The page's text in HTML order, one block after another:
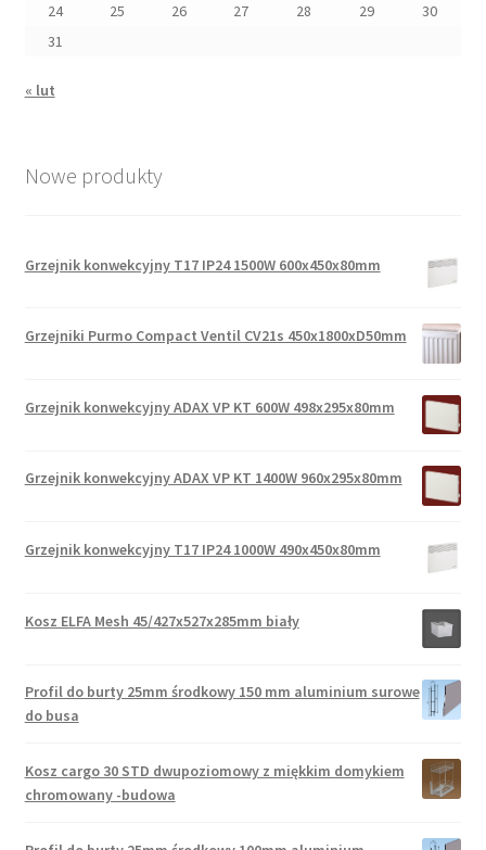
24
25 26 27 28 29
30
31
« lut
Nowe produkty
Grzejnik konwekcyjny T17 IP24 1500W 600x450x80mm
Grzejniki Purmo Compact Ventil CV21s 450x1800xD50mm
Grzejnik konwekcyjny ADAX VP KT 600W 498x295x80mm
Grzejnik konwekcyjny ADAX VP KT 1400W 960x295x80mm
Grzejnik konwekcyjny T17 IP24 1000W 490x450x80mm
Kosz ELFA Mesh 45/427x527x285mm biały
Profil do burty 25mm środkowy 150 mm aluminium surowe
do busa
Kosz cargo 30 STD dwupoziomowy z miękkim domykiem
chromowany -budowa